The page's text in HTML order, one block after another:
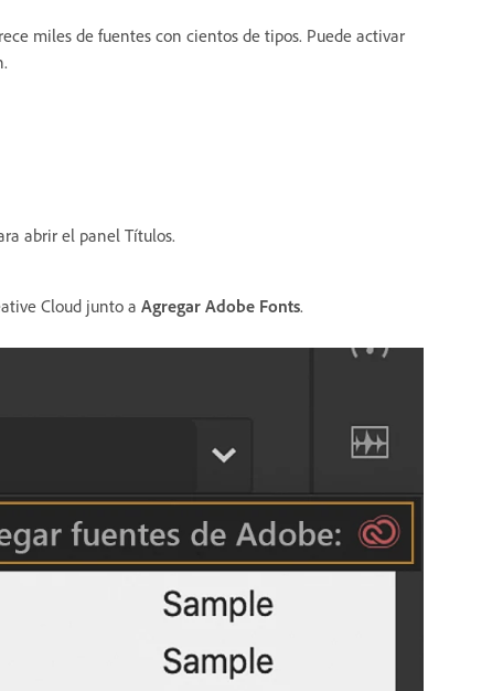
miles de fuentes con cientos de tipos. Puede activar
abrir el panel Títulos.
Cloud junto a Agregar Adobe Fonts.